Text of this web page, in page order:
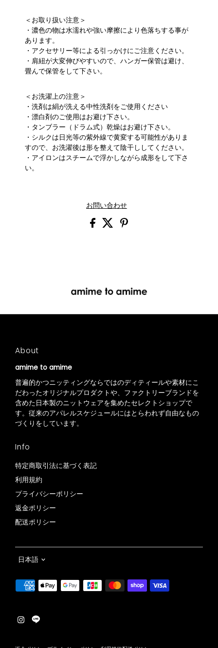
＜お取り扱い注意＞
・濃色の物は水濡れや強い摩擦により色落ちする事が
あります。
・アクセサリー等による引っかけにご注意ください。
・肩紐が大変伸びやすいので、ハンガー保管は避け、
畳んで保管をして下さい。
＜お洗濯上の注意＞
・洗剤は絹が洗える中性洗剤をご使用ください
・漂白剤のご使用はお避け下さい。
・タンブラー（ドラム式）乾燥はお避け下さい。
・シルクは日光等の紫外線で黄変する可能性がありま
すので、お洗濯後は形を整えて陰干ししてください。
・アイロンはスチームで浮かしながら成形をして下さ
い。
お問い合わせ
About
amime to amime
普遍的かつニッティングならではのディティールや素材にこ
だわったオリジナルプロダクトや、ファクトリーブランドを
含めた日本製のニットウェアを集めたセレクトショップで
す。従来のアパレルスケジュールにはとらわれず自由なもの
づくりをしています。
Info
特定商取引法に基づく表記
利用規約
プライバシーポリシー
返金ポリシー
配送ポリシー
言
日本語